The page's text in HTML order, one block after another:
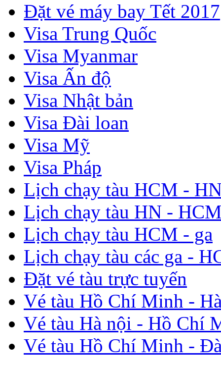
Đặt vé máy bay Tết 2017
Visa Trung Quốc
Visa Myanmar
Visa Ấn độ
Visa Nhật bản
Visa Đài loan
Visa Mỹ
Visa Pháp
Lịch chạy tàu HCM -
Lịch chạy tàu HN -
Lịch chạy tàu HCM - ga
Lịch chạy tàu các ga -
Đặt vé tàu trực tuyến
Vé tàu Hồ Chí Minh -
Vé tàu Hà nội - Hồ Chí
Vé tàu Hồ Chí Minh -